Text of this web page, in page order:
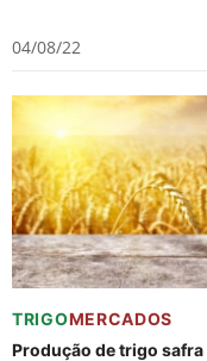
04/08/22
TRIGOMERCADOS
Produção de trigo